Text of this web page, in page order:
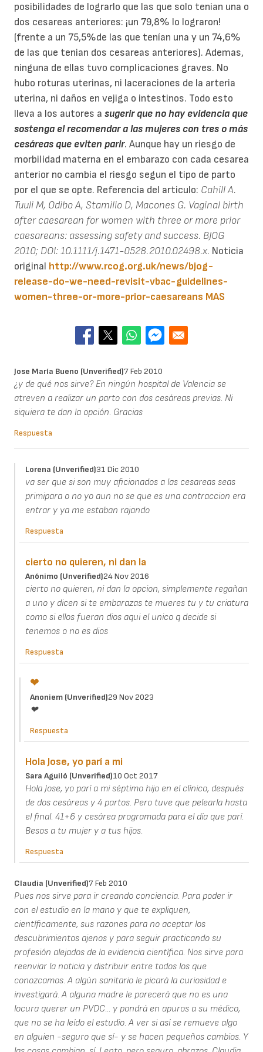
posibilidades de lograrlo que las que solo tenian una o
dos cesareas anteriores: ¡un 79,8% lo lograron!
(frente a un 75,5%de las que tenían una y un 74,6%
de las que tenian dos cesareas anteriores). Ademas,
ninguna de ellas tuvo complicaciones graves. No
hubo roturas uterinas, ni laceraciones de la arteria
uterina, ni daños en vejiga o intestinos. Todo esto
lleva a los autores a sugerir que no hay evidencia que
sostenga el recomendar a las mujeres con tres o más
cesáreas que eviten parir. Aunque hay un riesgo de
morbilidad materna en el embarazo con cada cesarea
anterior no cambia el riesgo segun el tipo de parto
por el que se opte. Referencia del articulo: Cahill A.
Tuuli M, Odibo A, Stamilio D, Macones G. Vaginal birth
after caesarean for women with three or more prior
caesareans: assessing safety and success. BJOG
2010; DOI: 10.1111/j.1471-0528.2010.02498.x. Noticia
original http://www.rcog.org.uk/news/bjog-
release-do-we-need-revisit-vbac-guidelines-
women-three-or-more-prior-caesareans MAS
Jose María Bueno (unverified)7 Feb 2010
¿y de qué nos sirve? En ningún hospital de Valencia se
atreven a realizar un parto con dos cesáreas previas. Ni
siquiera te dan la opción. Gracias
Respuesta
Lorena (unverified)31 Dic 2010
va ser que si son muy aficionados a las cesareas seas
primipara o no yo aun no se que es una contraccion era
entrar y ya me estaban rajando
Respuesta
cierto no quieren, ni dan la
Anónimo (unverified)24 Nov 2016
cierto no quieren, ni dan la opcion, simplemente regañan
a uno y dicen si te embarazas te mueres tu y tu criatura
como si ellos fueran dios aqui el unico q decide si
tenemos o no es dios
Respuesta
❤
Anoniem (unverified)29 Nov 2023
❤
Respuesta
Hola Jose, yo parí a mi
Sara Aguiló (unverified)10 Oct 2017
Hola Jose, yo parí a mi séptimo hijo en el clínico, después
de dos cesáreas y 4 partos. Pero tuve que pelearla hasta
el final. 41+6 y cesárea programada para el día que parí.
Besos a tu mujer y a tus hijos.
Respuesta
Claudia (unverified)7 Feb 2010
Pues nos sirve para ir creando conciencia. Para poder ir
con el estudio en la mano y que te expliquen,
científicamente, sus razones para no aceptar los
descubrimientos ajenos y para seguir practicando su
profesión alejados de la evidencia científica. Nos sirve para
reenviar la noticia y distribuir entre todos los que
conozcamos. A algún sanitario le picará la curiosidad e
investigará. A alguna madre le parecerá que no es una
locura querer un PVDC... y pondrá en apuros a su médico,
que no se ha leído el estudio. A ver si así se remueve algo
en alguien -seguro que sí- y se hacen pequeños cambios. Y